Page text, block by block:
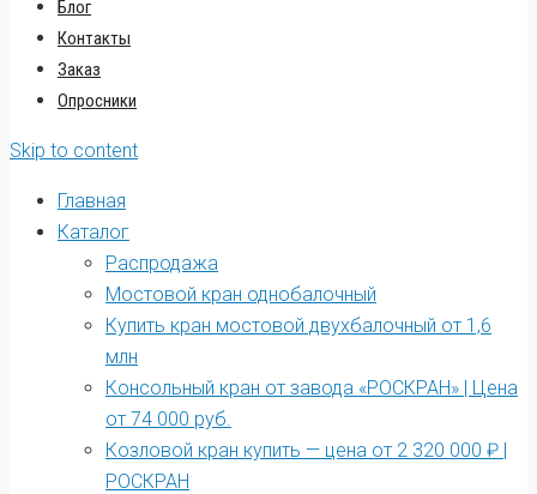
Блог
Контакты
Заказ
Опросники
Skip to content
Главная
Каталог
Распродажа
Мостовой кран однобалочный
Купить кран мостовой двухбалочный от 1,6
млн
Консольный кран от завода «РОСКРАН» | Цена
от 74 000 руб.
Козловой кран купить — цена от 2 320 000 ₽ |
РОСКРАН